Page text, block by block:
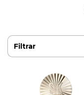
Filtrar